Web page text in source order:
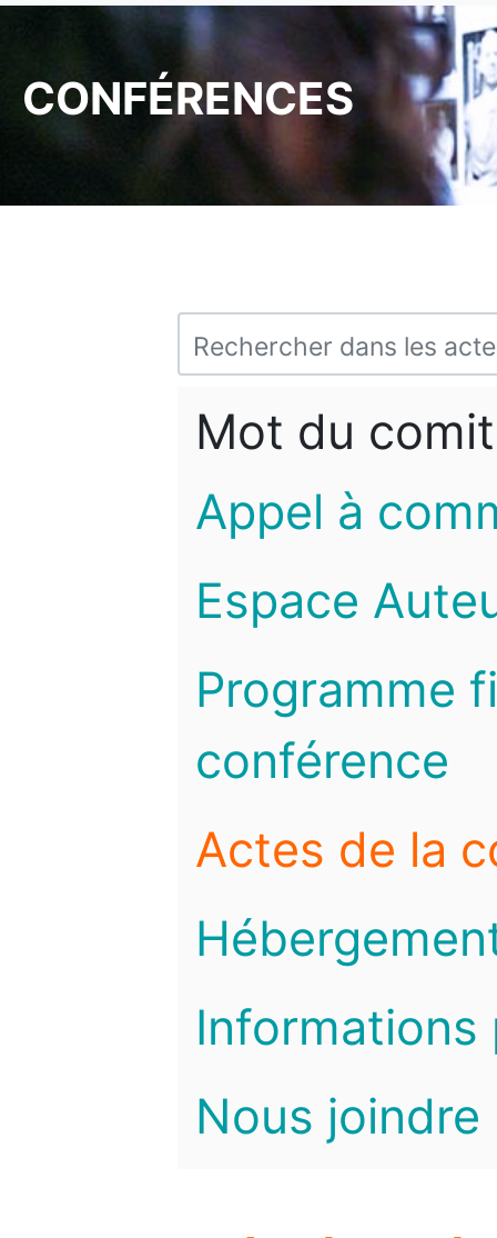
CONFÉRENCES
Mot du
Appel à
Espace
Programme
conférence
Actes de la
Informations
Nous joindre